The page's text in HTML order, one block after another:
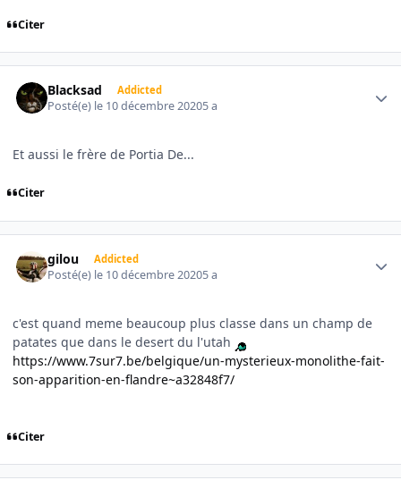
Citer
Blacksad Addicted
Posté(e) le 10 décembre 20205 a
Et aussi le frère de Portia De...
Citer
gilou Addicted
Posté(e) le 10 décembre 20205 a
c'est quand meme beaucoup plus classe dans un champ de
patates que dans le desert du l'utah
https://www.7sur7.be/belgique/un-mysterieux-monolithe-fait-
son-apparition-en-flandre~a32848f7/
Citer